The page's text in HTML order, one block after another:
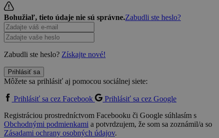
Bohužiaľ, tieto údaje nie sú správne.Zabudli ste heslo?
Zabudli ste heslo? Získajte nové!
Prihlásiť sa
Môžete sa prihlásiť aj pomocou sociálnej siete:
Prihlásiť sa cez Facebook
Prihlásiť sa cez Google
Registráciou prostredníctvom Facebooku či Google súhlasím s
Obchodnými podmienkami a potvrdzujem, že som sa zoznámil/a so
Zásadami ochrany osobných údajov.